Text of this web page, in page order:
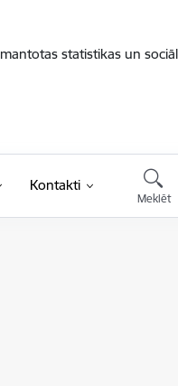
statistikas un
Kontakti
Meklēt